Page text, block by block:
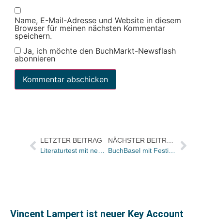
Name, E-Mail-Adresse und Website in diesem
Browser für meinen nächsten Kommentar
speichern.
Ja, ich möchte den BuchMarkt-Newsflash
abonnieren
LETZTER BEITRAG
Literaturtest mit neuer Adresse
Vincent Lampert ist neuer Key Account